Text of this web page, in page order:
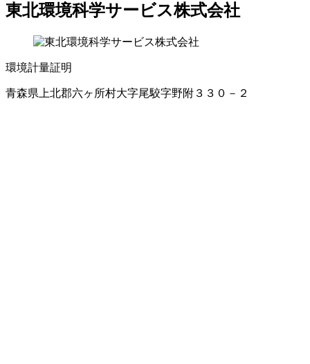
東北環境科学サービス株式会社
環境計量証明
青森県上北郡六ヶ所村大字尾駮字野附３３０－２